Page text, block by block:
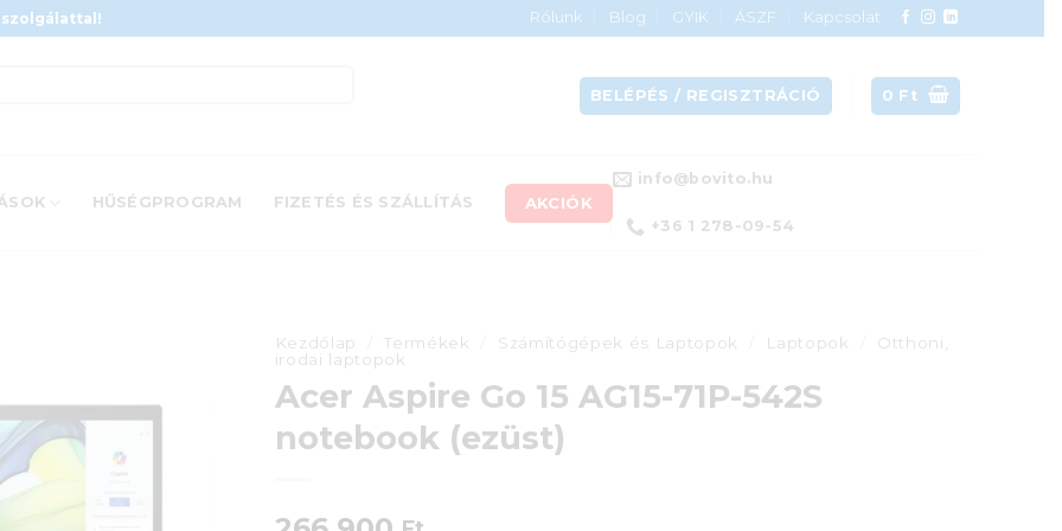
Rólunk Blog GYIK ÁSZF
Kapcsolat
BELÉPÉS / REGISZTRÁCIÓ 0 Ft
HŰSÉGPROGRAM FIZETÉS ÉS SZÁLLÍTÁS AKCIÓK
info@bovito.hu
+36 1 278-09-54
Kezdőlap Termékek Számítógépek és Laptopok Laptopok
Otthoni,
irodai laptopok
Acer Aspire Go 15 AG15-71P-542S
notebook (ezüst)